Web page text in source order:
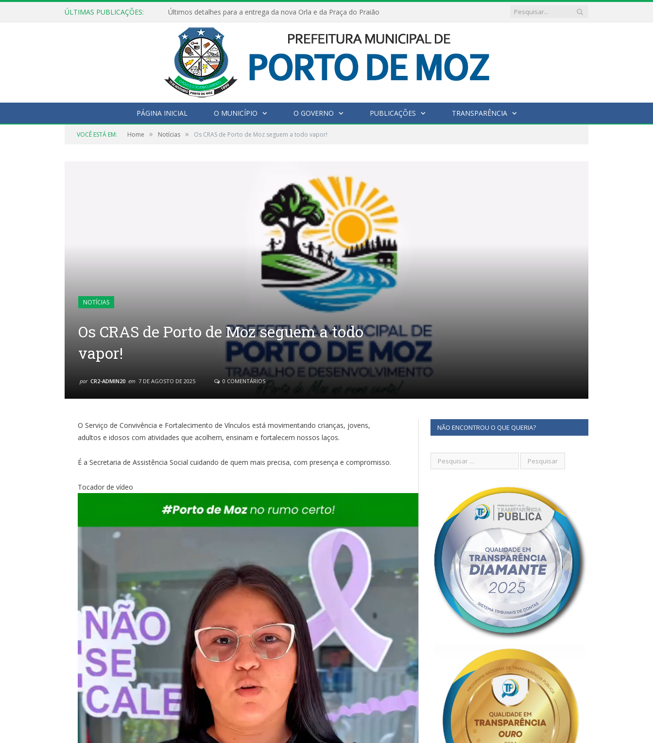
ÚLTIMAS PUBLICAÇÕES: Últimos detalhes para a entrega da nova Orla e da Praça do Praião
PÁGINA INICIAL O MUNICÍPIO O GOVERNO PUBLICAÇÕES TRANSPARÊNCIA
VOCÊ ESTÁ EM: Home » Notícias » Os CRAS de Porto de Moz seguem a todo vapor!
NOTÍCIAS
Os CRAS de Porto de Moz seguem a todo
vapor!
por CR2-ADMIN20 em 7 DE AGOSTO DE 2025 0 COMENTÁRIOS
O Serviço de Convivência e Fortalecimento de Vínculos está movimentando crianças, jovens,
adultos e idosos com atividades que acolhem, ensinam e fortalecem nossos laços.
É a Secretaria de Assistência Social cuidando de quem mais precisa, com presença e compromisso.
Tocador de vídeo
NÃO ENCONTROU O QUE QUERIA?